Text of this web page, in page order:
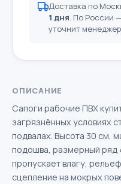
Доставка по
1 дня. По России
уточнит
ОПИСАНИЕ
Сапоги рабочие ПВХ
загрязнённых условиях
подвалах. Высота 30 см,
подошва, размерный ряд
пропускает влагу,
сцепление на мокрых